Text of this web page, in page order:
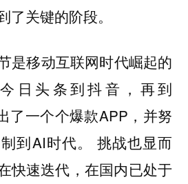
了关键的阶段。
是移动互联网时代崛起的
日头条到抖音，再到
了一个个爆款APP，并努
到AI时代。 挑战也显而
快速迭代，在国内已处于